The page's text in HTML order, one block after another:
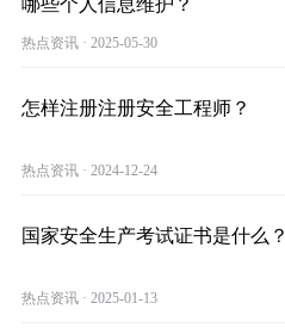
哪些个人信息维护？
热点资讯 · 2025-05-30
怎样注册注册安全工程师？
热点资讯 · 2024-12-24
国家安全生产考试证书是什么？
热点资讯 · 2025-01-13